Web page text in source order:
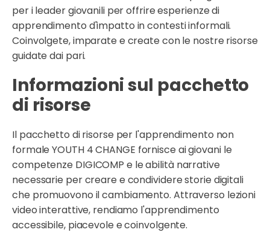
per i leader giovanili per offrire esperienze di
apprendimento d'impatto in contesti informali.
Coinvolgete, imparate e create con le nostre risorse
guidate dai pari.
Informazioni sul pacchetto
di risorse
Il pacchetto di risorse per l'apprendimento non
formale YOUTH 4 CHANGE fornisce ai giovani le
competenze DIGICOMP e le abilità narrative
necessarie per creare e condividere storie digitali
che promuovono il cambiamento. Attraverso lezioni
video interattive, rendiamo l'apprendimento
accessibile, piacevole e coinvolgente.